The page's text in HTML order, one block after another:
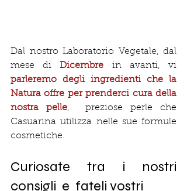
Dal nostro Laboratorio Vegetale, dal
mese di Dicembre
parleremo degli ingredienti che la
Natura offre per prenderci cura della
nostra pelle,  preziose perle che
Casuarina utilizza nelle sue formule
cosmetiche.
Curiosate tra i nostri
consigli  e  fateli vostri